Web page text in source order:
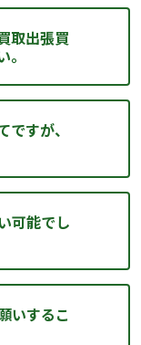
取出張買
すが、
可能でし
いするこ